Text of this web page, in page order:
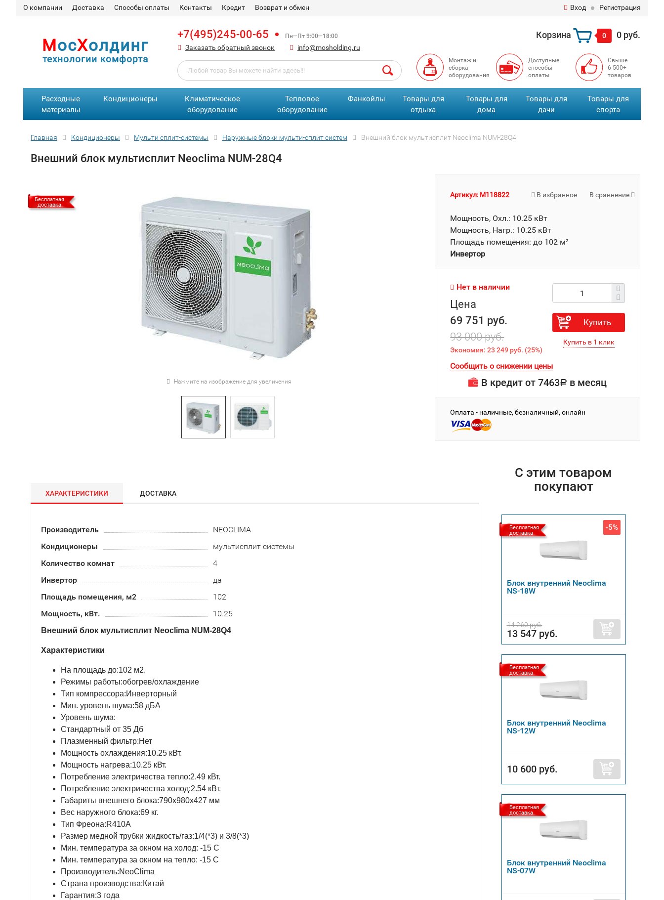
О компании Доставка Способы оплаты Контакты Кредит Возврат и обмен Вход Регистрация
МосХолдинг
технологии комфорта
+7(495)245-00-65 Пн—Пт 9:00—18:00
Заказать обратный звонок info@mosholding.ru
Корзина 0 0 руб.
Монтаж и
сборка
оборудования
Доступные
способы
оплаты
Свыше
6 500+
товаров
Расходные
материалы
Кондиционеры
Климатическое
оборудование
Тепловое
оборудование
Фанкойлы
Товары для
отдыха
Товары для
дома
Товары для
дачи
Товары для
спорта
Главная Кондиционеры Мульти сплит-системы Наружные блоки мульти-сплит систем Внешний блок мультисплит Neoclima NUM-28Q4
Внешний блок мультисплит Neoclima NUM-28Q4
Нажмите на изображение для увеличения
Бесплатная
доставка
В избранное В сравнение
Артикул: M118822
Мощность, Охл.: 10.25 кВт
Мощность, Нагр.: 10.25 кВт
Площадь помещения: до 102 м²
Инвертор
Нет в наличии
Цена
69 751 руб.
93 000 руб.
Экономия:23 249 руб. (25%)
Купить
Сообщить о снижении цены
В кредит от7463Р в месяц
Оплата - наличные, безналичный, онлайн
ХАРАКТЕРИСТИКИ ДОСТАВКА
Производитель
NEOCLIMA
Кондиционеры
мультисплит системы
Количество комнат
4
Инвертор
да
Площадь помещения, м2
102
Мощность, кВт.
10.25
Внешний блок мультисплит Neoclima NUM-28Q4
Характеристики
На площадь до:102 м2.
Режимы работы:обогрев/охлаждение
Тип компрессора:Инверторный
Мин. уровень шума:58 дБА
Уровень шума:
Стандартный от 35 Дб
Плазменный фильтр:Нет
Мощность охлаждения:10.25 кВт.
Мощность нагрева:10.25 кВт.
Потребление электричества тепло:2.49 кВт.
Потребление электричества холод:2.54 кВт.
Габариты внешнего блока:790х980х427 мм
Вес наружного блока:69 кг.
Тип Фреона:R410A
Размер медной трубки жидкость/газ:1/4(*3) и 3/8(*3)
Мин. температура за окном на холод: -15 С
Мин. температура за окном на тепло: -15 С
Производитель:NeoClima
Страна производства:Китай
Гарантия:3 года
С этим товаром
покупают
Бесплатная
доставка
-5%
Блок внутренний Neoclima
NS-18W
14 260 руб.
13 547 руб.
Бесплатная
доставка
Блок внутренний Neoclima
NS-12W
10 600 руб.
Бесплатная
доставка
Блок внутренний Neoclima
NS-07W